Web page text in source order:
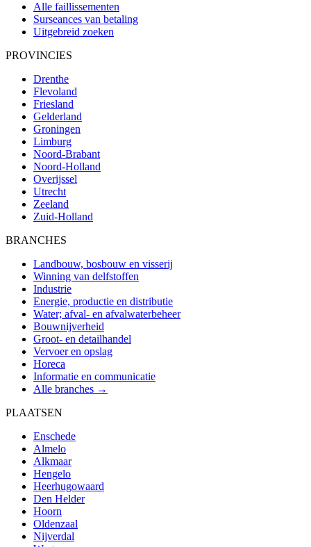
Alle faillissementen
Surseances van betaling
Uitgebreid zoeken
PROVINCIES
Drenthe
Flevoland
Friesland
Gelderland
Groningen
Limburg
Noord-Brabant
Noord-Holland
Overijssel
Utrecht
Zeeland
Zuid-Holland
BRANCHES
Landbouw, bosbouw en visserij
Winning van delfstoffen
Industrie
Energie, productie en distributie
Water; afval- en afvalwaterbeheer
Bouwnijverheid
Groot- en detailhandel
Vervoer en opslag
Horeca
Informatie en communicatie
Alle branches →
PLAATSEN
Enschede
Almelo
Alkmaar
Hengelo
Heerhugowaard
Den Helder
Hoorn
Oldenzaal
Nijverdal